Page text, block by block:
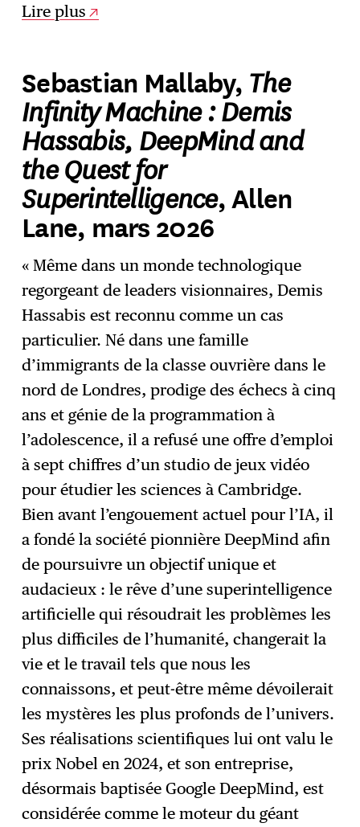
Lire plus
Sebastian Mallaby, The
Infinity Machine : Demis
Hassabis, DeepMind and
the Quest for
Superintelligence, Allen
Lane, mars 2026
« Même dans un monde technologique
regorgeant de leaders visionnaires, Demis
Hassabis est reconnu comme un cas
particulier. Né dans une famille
d’immigrants de la classe ouvrière dans le
nord de Londres, prodige des échecs à cinq
ans et génie de la programmation à
l’adolescence, il a refusé une offre d’emploi
à sept chiffres d’un studio de jeux vidéo
pour étudier les sciences à Cambridge.
Bien avant l’engouement actuel pour l’IA, il
a fondé la société pionnière DeepMind afin
de poursuivre un objectif unique et
audacieux : le rêve d’une superintelligence
artificielle qui résoudrait les problèmes les
plus difficiles de l’humanité, changerait la
vie et le travail tels que nous les
connaissons, et peut-être même dévoilerait
les mystères les plus profonds de l’univers.
Ses réalisations scientifiques lui ont valu le
prix Nobel en 2024, et son entreprise,
désormais baptisée Google DeepMind, est
considérée comme le moteur du géant